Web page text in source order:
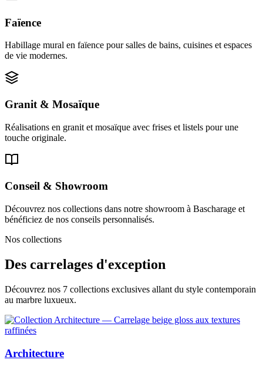
Faïence
Habillage mural en faïence pour salles de bains, cuisines et espaces
de vie modernes.
Granit & Mosaïque
Réalisations en granit et mosaïque avec frises et listels pour une
touche originale.
Conseil & Showroom
Découvrez nos collections dans notre showroom à Bascharage et
bénéficiez de nos conseils personnalisés.
Nos collections
Des carrelages d'exception
Découvrez nos 7 collections exclusives allant du style contemporain
au marbre luxueux.
Architecture